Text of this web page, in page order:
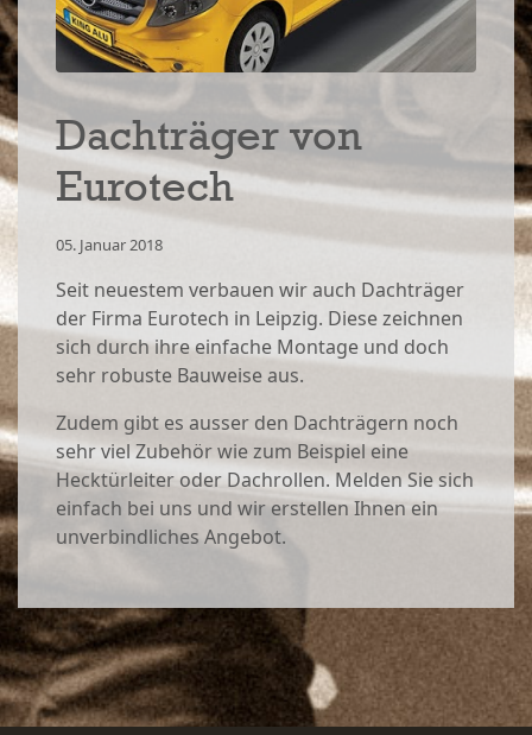
Dachträger von
Eurotech
05. Januar 2018
Seit neuestem verbauen wir auch Dachträger
der Firma Eurotech in Leipzig. Diese zeichnen
sich durch ihre einfache Montage und doch
sehr robuste Bauweise aus.
Zudem gibt es ausser den Dachträgern noch
sehr viel Zubehör wie zum Beispiel eine
Hecktürleiter oder Dachrollen. Melden Sie sich
einfach bei uns und wir erstellen Ihnen ein
unverbindliches Angebot.